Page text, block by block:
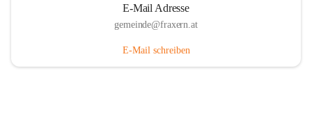
E-Mail Adresse
gemeinde@fraxern.at
E-Mail schreiben